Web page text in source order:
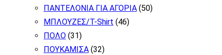
του
προϊόντος
ΠΑΝΤΕΛΟΝΙΑ ΓΙΑ ΑΓΟΡΙΑ (50)
ΜΠΛΟΥΖΕΣ/T-Shirt (46)
ΠΟΛΟ (31)
ΠΟΥΚΑΜΙΣΑ (32)